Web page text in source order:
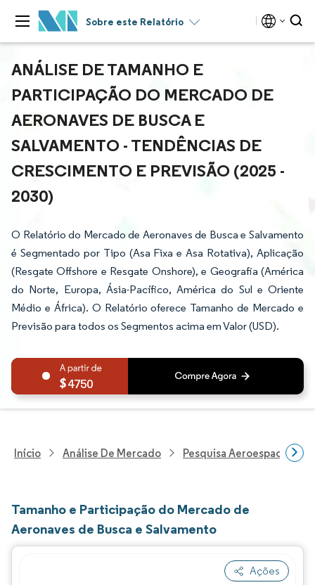
Sobre este Relatório
ANÁLISE DE TAMANHO E
PARTICIPAÇÃO DO MERCADO DE
AERONAVES DE BUSCA E
SALVAMENTO - TENDÊNCIAS DE
CRESCIMENTO E PREVISÃO (2025 -
2030)
O Relatório do Mercado de Aeronaves de Busca e Salvamento
é Segmentado por Tipo (Asa Fixa e Asa Rotativa), Aplicação
(Resgate Offshore e Resgate Onshore), e Geografia (América
do Norte, Europa, Ásia-Pacífico, América do Sul e Oriente
Médio e África). O Relatório oferece Tamanho de Mercado e
Previsão para todos os Segmentos acima em Valor (USD).
4750
Início Análise De Mercado Pesquisa Aeroespacial E
Tamanho e Participação do Mercado de
Aeronaves de Busca e Salvamento
Ações